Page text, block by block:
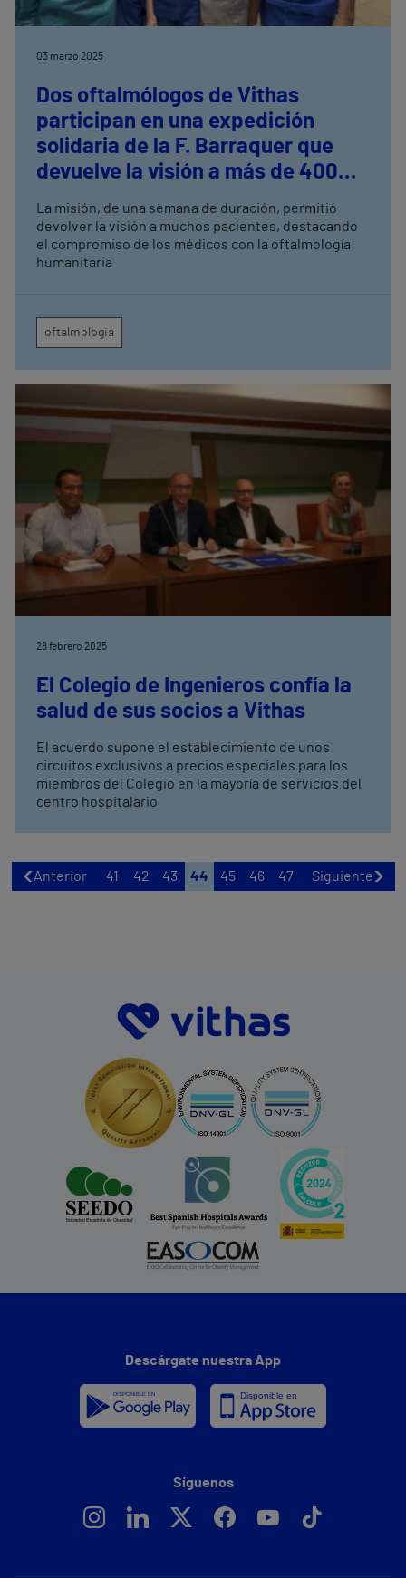
03 marzo 2025
Dos oftalmólogos de Vithas
participan en una expedición
solidaria de la F. Barraquer que
devuelve la visión a más de 400
hondureños
La misión, de una semana de duración, permitió
devolver la visión a muchos pacientes, destacando
el compromiso de los médicos con la oftalmología
humanitaria
oftalmologia
28 febrero 2025
El Colegio de Ingenieros confía la
salud de sus socios a Vithas
El acuerdo supone el establecimiento de unos
circuitos exclusivos a precios especiales para los
miembros del Colegio en la mayoría de servicios del
centro hospitalario
Anterior 41 42 43 44 45 46 47 Siguiente
Descárgate nuestra App
Síguenos